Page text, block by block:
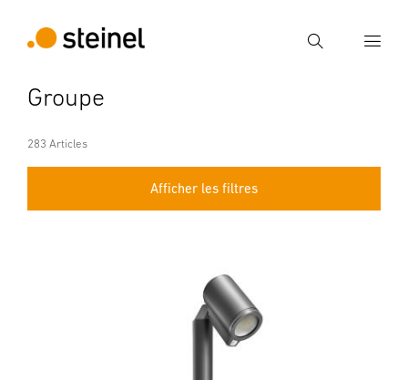
Recherche
Groupe
283 Articles
Afficher les filtres